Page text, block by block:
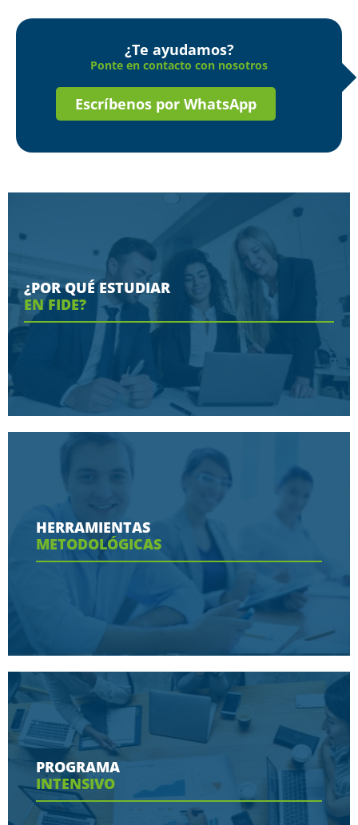
¿Te ayudamos?
Ponte en contacto con nosotros
Escríbenos por WhatsApp
¿POR QUÉ ESTUDIAR
EN FIDE?
Conoce aquí las razones porque nos eligen
Ver más
HERRAMIENTAS
METODOLÓGICAS
Conoce aquí las herramientas con las que
contaras en tu programa
Ver más
PROGRAMA
INTENSIVO